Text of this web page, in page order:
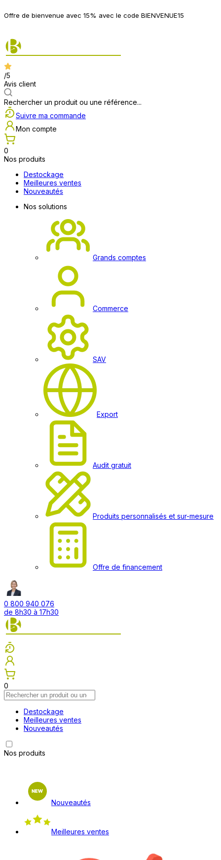
Offre de bienvenue avec 15% avec le code BIENVENUE15
/5
Avis client
Rechercher un produit ou une référence...
Suivre ma commande
Mon compte
0
Nos produits
Destockage
Meilleures ventes
Nouveautés
Nos solutions
Grands comptes
Commerce
SAV
Export
Audit gratuit
Produits personnalisés et sur-mesure
Offre de financement
0 800 940 076
de 8h30 à 17h30
0
Destockage
Meilleures ventes
Nouveautés
Nos produits
Nouveautés
Meilleures ventes